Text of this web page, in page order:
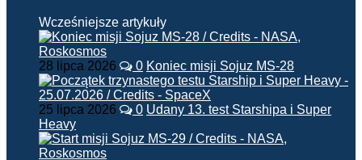
Wcześniejsze artykuły
28 lipca 2026 0 Koniec misji Sojuz MS-28
25 lipca 2026 0 Udany 13. test Starshipa i Super
Heavy